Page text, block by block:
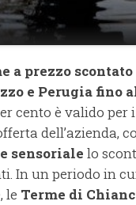
a prezzo
e Perugia fino
cento è valido
dell’azienda,
sensoriale lo
In un periodo in
le Terme di